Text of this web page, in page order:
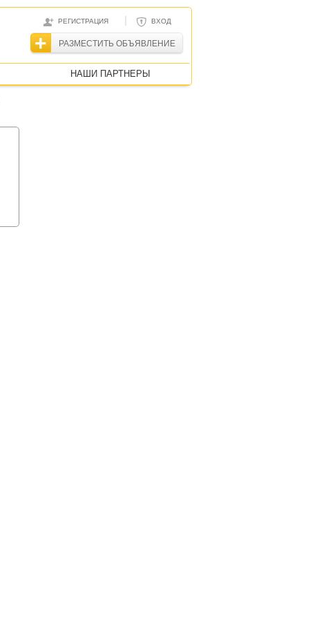
РЕГИСТРАЦИЯ | ВХОД
РАЗМЕСТИТЬ ОБЪЯВЛЕНИЕ
НАШИ ПАРТНЕРЫ